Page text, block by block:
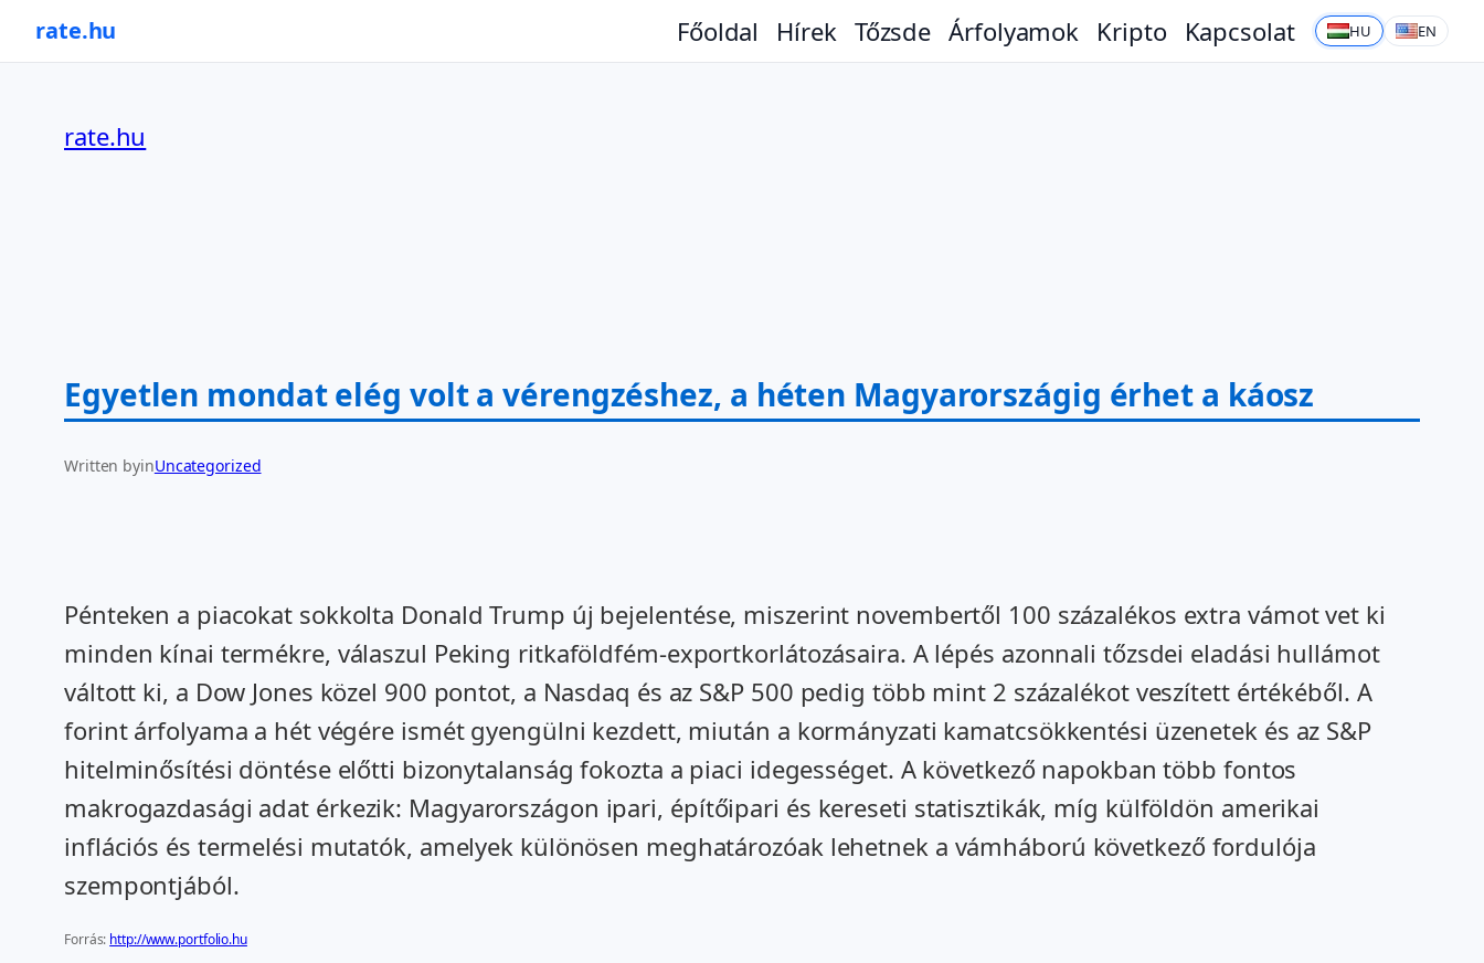
rate.hu Főoldal Hírek Tőzsde Árfolyamok Kripto Kapcsolat HU EN
rate.hu
Egyetlen mondat elég volt a vérengzéshez, a héten Magyarországig érhet a káosz
Written byinUncategorized
Pénteken a piacokat sokkolta Donald Trump új bejelentése, miszerint novembertől 100 százalékos extra vámot vet ki
minden kínai termékre, válaszul Peking ritkaföldfém-exportkorlátozásaira. A lépés azonnali tőzsdei eladási hullámot
váltott ki, a Dow Jones közel 900 pontot, a Nasdaq és az S&P 500 pedig több mint 2 százalékot veszített értékéből. A
forint árfolyama a hét végére ismét gyengülni kezdett, miután a kormányzati kamatcsökkentési üzenetek és az S&P
hitelminősítési döntése előtti bizonytalanság fokozta a piaci idegességet. A következő napokban több fontos
makrogazdasági adat érkezik: Magyarországon ipari, építőipari és kereseti statisztikák, míg külföldön amerikai
inflációs és termelési mutatók, amelyek különösen meghatározóak lehetnek a vámháború következő fordulója
szempontjából.
Forrás: http://www.portfolio.hu